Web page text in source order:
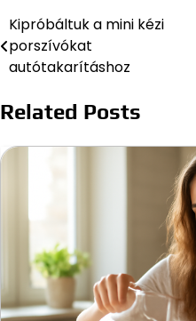
Bejegyzés
navigáció
Kipróbáltuk a mini kézi
porszívókat
autótakarításhoz
Related Posts